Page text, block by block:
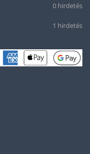
0 hirdetés
1 hirdetés